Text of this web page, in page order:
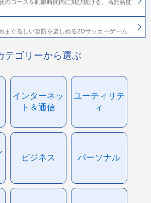
のコースを制限時間内に飛び抜ける、高難易度
まぐるしい攻防を楽しめる2Dサッカーゲーム
テゴリーから選ぶ
インターネッ
ト＆通信
ユーティリテ
ィ
ビジネス パーソナル